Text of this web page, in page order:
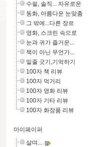
수필, 솔직... 자유로운
동화, 아름다운 눈맞춤
그 밖에...다른 장르
영화, 스크린 속으로
눈과 귀가 즐거운...
책이 아닌 무언가...
밑줄 긋기,기억하기
100자 책 리뷰
100자 먹거리
100자 영화 리뷰
100자 기타 리뷰
100자 화장품 리뷰
마이페이퍼
살며...